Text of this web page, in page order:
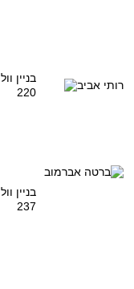
בניין
220
בניין
237